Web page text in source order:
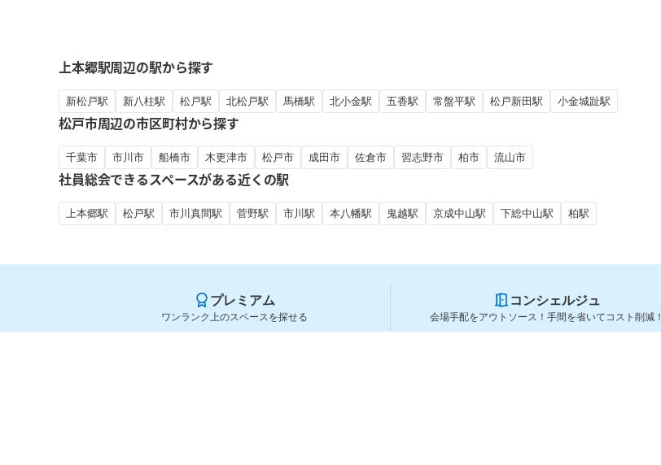
上本郷駅周辺の駅から探す
新松戸駅 新八柱駅 松戸駅 北松戸駅 馬橋駅 北小金駅 五香駅 常盤平駅 松戸新田駅 小金城趾駅
松戸市周辺の市区町村から探す
千葉市 市川市 船橋市 木更津市 松戸市 成田市 佐倉市 習志野市 柏市 流山市
社員総会できるスペースがある近くの駅
上本郷駅 松戸駅 市川真間駅 菅野駅 市川駅 本八幡駅 鬼越駅 京成中山駅 下総中山駅 柏駅
プレミアム
ワンランク上のスペースを探せる
コンシェルジュ
会場手配をアウトソース！手間を省いてコスト削減！